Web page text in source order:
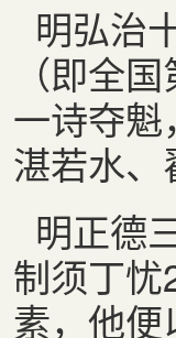
明弘治
（即全
一诗夺
湛若水
明正德
制须丁
素，他便